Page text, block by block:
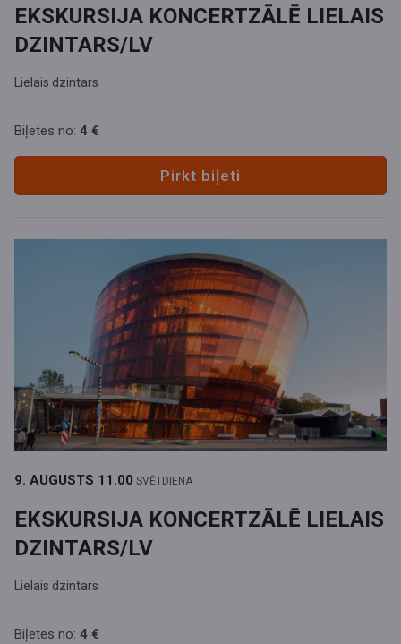
EKSKURSIJA KONCERTZĀLĒ LIELAIS
DZINTARS/LV
Lielais dzintars
Biļetes no: 4 €
Pirkt biļeti
9. AUGUSTS 11.00 SVĒTDIENA
EKSKURSIJA KONCERTZĀLĒ LIELAIS
DZINTARS/LV
Lielais dzintars
Biļetes no: 4 €